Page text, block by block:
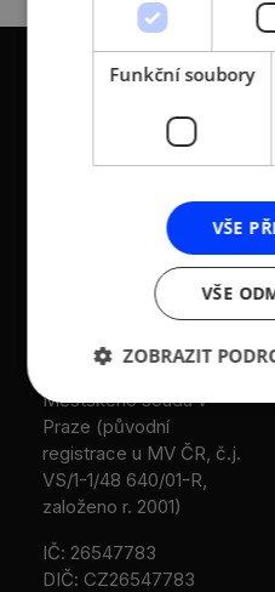
KONTAKTY
Asociace malých a
středních podniků a
živnostníků České
republiky (AMSP ČR)
Zápis v OR: Spisová
značka L 12282 vedená u
Městského soudu v
Praze (původní
registrace u MV ČR, č.j.
VS/1-1/48 640/01-R,
založeno r. 2001)
IČ: 26547783
DIČ: CZ26547783
Funkční soubory
VŠE
VŠE
ZOBRAZIT